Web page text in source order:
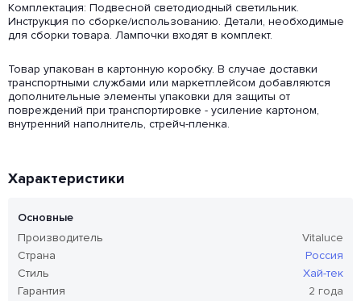
Комплектация: Подвесной светодиодный светильник.
Инструкция по сборке/использованию. Детали, необходимые
для сборки товара. Лампочки входят в комплект.
Товар упакован в картонную коробку. В случае доставки
транспортными службами или маркетплейсом добавляются
дополнительные элементы упаковки для защиты от
повреждений при транспортировке - усиление картоном,
внутренний наполнитель, стрейч-пленка.
Характеристики
Основные
Производитель
Vitaluce
Страна
Россия
Стиль
Хай-тек
Гарантия
2 года